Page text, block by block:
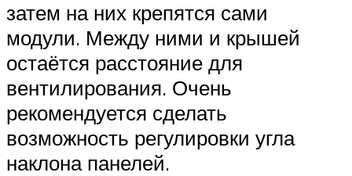
затем на них крепятся сами
модули. Между ними и крышей
остаётся расстояние для
вентилирования. Очень
рекомендуется сделать
возможность регулировки угла
наклона панелей.